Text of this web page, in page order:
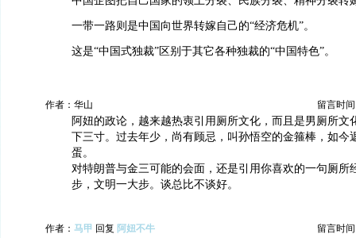
一带一路则是中国向世界转嫁自己的“经济危机”。
这是“中国式独裁”区别于其它各种独裁的“中国特色”。
作者：华山 留言时间
阿妞的政论，越来越热衷引用厕所文化，而且是男厕所文
下三寸。过去年少，尚有顾忌，叫孙悟空的金箍棒，如今
蛋。
对特朗普与金三可能的会面，还是引用你喜欢的一句厕所
步，文明一大步。谈总比不谈好。
作者： 马甲 回复 阿妞不牛 留言时间